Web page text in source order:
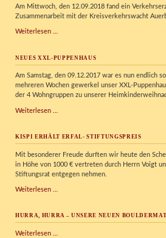
Am Mittwoch, den 12.09.2018 fand ein
Zusammenarbeit mit der Kreisverkehrswacht
Weiterlesen …
NEUES XXL-PUPPENHAUS
Am Samstag, den 09.12.2017 war es nun endlich
mehreren Wochen gewerkel unser XXL-
der 4 Wohngruppen zu unserer
Weiterlesen …
KISPI ERHÄLT ERFAL- STIFTUNGSPREIS
Mit besonderer Freude durften wir heute den
in Höhe von 1000 € vertreten durch Herrn Voigt
Stiftungsrat entgegen nehmen.
Weiterlesen …
Stiftungspreis
HURRA, HURRA – UNSERE NEUEN
Weiterlesen …